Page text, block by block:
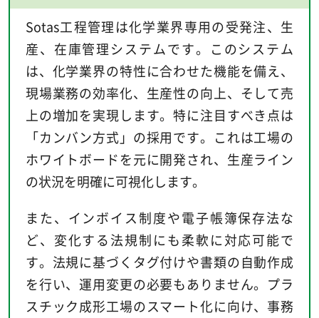
Sotas工程管理は化学業界専用の受発注、生
産、在庫管理システムです。このシステム
は、化学業界の特性に合わせた機能を備え、
現場業務の効率化、生産性の向上、そして売
上の増加を実現します。特に注目すべき点は
「カンバン方式」の採用です。これは工場の
ホワイトボードを元に開発され、生産ライン
の状況を明確に可視化します。
また、インボイス制度や電子帳簿保存法な
ど、変化する法規制にも柔軟に対応可能で
す。法規に基づくタグ付けや書類の自動作成
を行い、運用変更の必要もありません。プラ
スチック成形工場のスマート化に向け、事務